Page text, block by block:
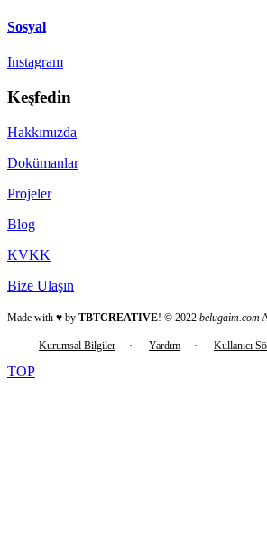
Sosyal
Instagram
Keşfedin
Hakkımızda
Dokümanlar
Projeler
Blog
KVKK
Bize Ulaşın
Made with ♥ by TBTCREATIVE! © 2022 belugaim.com
Kurumsal Bilgiler · Yardım · Kullanıcı
TOP